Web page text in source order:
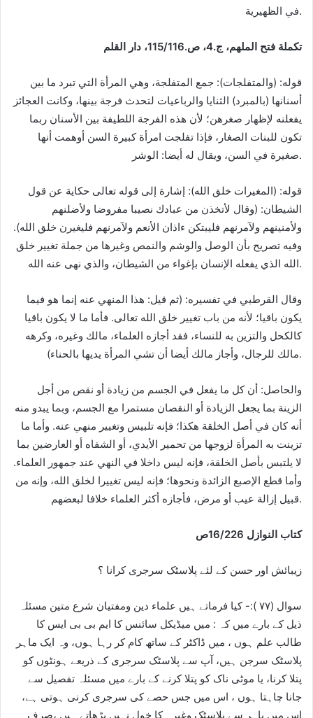
في الظهيرية.
تكملة فتح الملهم، ج.4، ص.115/116، دار القلم
قوله: (والمتفلجات): جمع المتفلجة، وهي المرأة التي تبرد ما بين
أسنانها (بالمبرد) الثنايا والرباعيات لتحدث فرجة بينها، وكانت العجائز
يفعلنه لإظهار صغرهن؛ لأن هذه الفرجة اللطيفة بين الأسنان ربما
تكون للبنات الصغار، فإذا تفلجت امرأة كبيرة السن أوهمت أنها
صغيرة في السن، ويقال له أيضا: الوشر.
قوله: (المغيرات خلق الله): إشارة إلى قوله تعالى حكاية عن قول
الشيطان: (وقال لأتخذن من عبادك نصيبا مفروضا ولأضلنهم
ولأمنينهم ولآمرنهم فليبتكن ءاذان الأنعم ولآمرنهم فليغيرن خلق الله).
وفيه تصريح بأن الوصل والوشم والنمص وغيرها من جملة تغيير خلق
الله الذي يفعله الإنسان بإغواء من الشيطان، والذي نهى عنه الله.
وقال القرطبي في تفسيره: (ثم قيل: هذا المنهي عنه إنما هو فيما
يكون باقيا؛ لأنه من باب تغيير خلق الله تعالى. فأما ما لا يكون باقيا
كالكحل والتزين به للنساء، فقد أجازه العلماء، مالك وغيره، وكرهه
مالك للرجال، وأجاز مالك أيضا أن تشي المرأة يديها بالحناء).
والحاصل: أن كل ما يفعل في الجسم من زيادة أو نقص من أجل
الزينة بما يجعل الزيادة أو النقصان مستمرا مع الجسم، وبما يبدو منه
أنه كان في أصل الخلقة هكذا؛ فإنه تلبيس وتغيير منهي عنه. وأما ما
تزينت به المرأة لزوجها من تحمير الأيدي، أو الشفاه أو العارضين بما
لا يلتبس بأصل الخلقة، فإنه ليس داخلا في النهي عند جمهور العلماء.
وأما قطع الإصبع الزائدة ونحوها؛ فإنه ليس تغييرا لخلق الله، وإنه من
قبيل إزالة عيب أو مرض، فأجازه أكثر العلماء خلافا لبعضهم.
كتاب النوازل 16/226ص
زیبائش اور حسن کے لئے پلاسٹک سرجری کرانا ؟
سوال (۷۷ ):- کیا فرماتے ہیں علماء دین ومفتیان شرع متین مسئلہ
ذیل کے بارے میں کہ : میں میڈیکل سائنس کا ایم بی بی ایس کا
طالب علم ہوں ، میں ڈاکٹر کے ساتھ کام کر رہا ہوں، وہ ایک ماہر
پلاسٹک سرجن ہیں، آپ سے پلاسٹک سرجری کے ذریعے ہونٹوں کو
پتلا کرنا، یا موٹی ناک کو پتلا کرنے کے بارے میں مسئلہ تفصیل سے
جانا چاہتا ہوں ، اس میں جس حصے کی سرجری کرنی ہوتی ہے،
اس میں باہر سے پلاسٹک وغیرہ کا خول نہیں پڑھاتے ہیں ،صرف